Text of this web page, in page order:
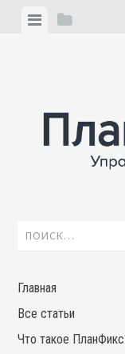
ViewView
Найти:
Главная
Все статьи
Что такое